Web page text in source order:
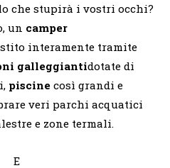
che stupirà i vostri occhi?
un camper
interamente tramite
galleggiantidotate di
piscine così grandi e
veri parchi acquatici
e zone termali.